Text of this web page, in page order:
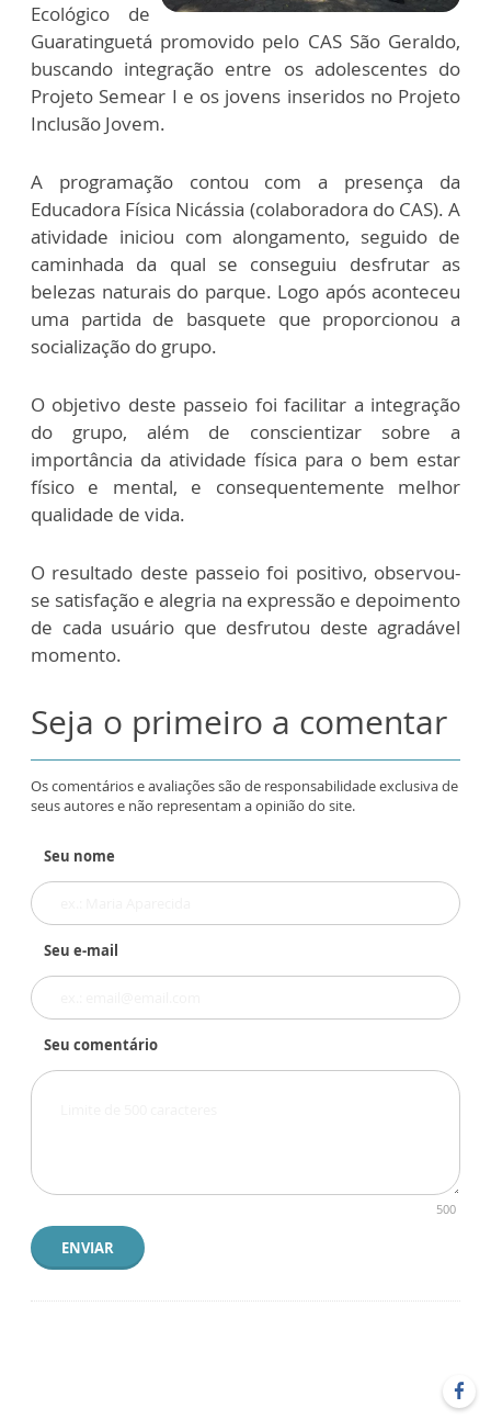
Ecológico de
Guaratinguetá promovido pelo CAS São Geraldo,
buscando integração entre os adolescentes do
Projeto Semear I e os jovens inseridos no Projeto
Inclusão Jovem.
A programação contou com a presença da
Educadora Física Nicássia (colaboradora do CAS). A
atividade iniciou com alongamento, seguido de
caminhada da qual se conseguiu desfrutar as
belezas naturais do parque. Logo após aconteceu
uma partida de basquete que proporcionou a
socialização do grupo.
O objetivo deste passeio foi facilitar a integração
do grupo, além de conscientizar sobre a
importância da atividade física para o bem estar
físico e mental, e consequentemente melhor
qualidade de vida.
O resultado deste passeio foi positivo, observou-
se satisfação e alegria na expressão e depoimento
de cada usuário que desfrutou deste agradável
momento.
Seja o primeiro a comentar
Os comentários e avaliações são de responsabilidade exclusiva de
seus autores e não representam a opinião do site.
Seu nome
Seu e-mail
Seu comentário
500
ENVIAR